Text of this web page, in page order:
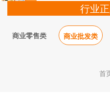
行业
商业零售类 商业批发类
首